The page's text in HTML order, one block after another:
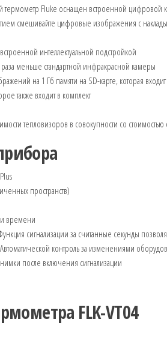
термометр Fluke оснащен встроенной цифровой
смешивайте цифровые изображения с
интеллектуальной подстройкой
меньше стандартной инфракрасной камеры
на 1 Гб памяти на SD-карте, которая входит
также входит в комплект
тепловизоров в совокупности со
пространств)
времени
сигнализации за считанные секунды
контроль за изменениями
после включения сигнализации
FLK-VT04